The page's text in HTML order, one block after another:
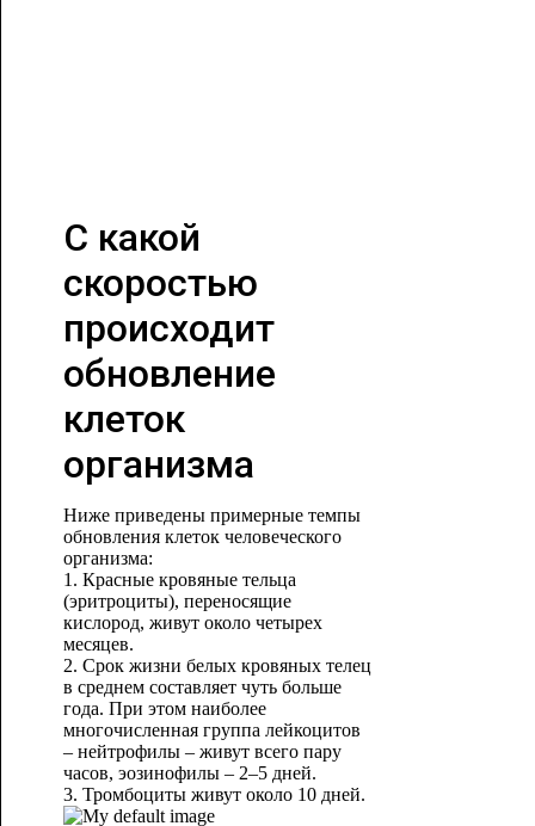
С какой
скоростью
происходит
обновление
клеток
организма
Ниже приведены примерные темпы
обновления клеток человеческого
организма:
1. Красные кровяные тельца
(эритроциты), переносящие
кислород, живут около четырех
месяцев.
2. Срок жизни белых кровяных телец
в среднем составляет чуть больше
года. При этом наиболее
многочисленная группа лейкоцитов
– нейтрофилы – живут всего пару
часов, эозинофилы – 2–5 дней.
3. Тромбоциты живут около 10 дней.